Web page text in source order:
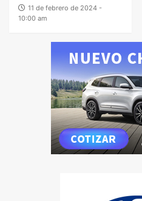
11 de febrero de 2024 -
10:00 am